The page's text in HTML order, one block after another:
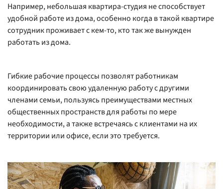
Например, небольшая квартира-студия не способствует
удобной работе из дома, особенно когда в такой квартире
сотрудник проживает с кем-то, кто так же вынужден
работать из дома.
Гибкие рабочие процессы позволят работникам
координировать свою удаленную работу с другими
членами семьи, пользуясь преимуществами местных
общественных пространств для работы по мере
необходимости, а также встречаясь с клиентами на их
территории или офисе, если это требуется.